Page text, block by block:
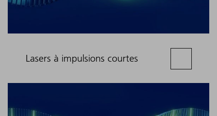
Lasers à impulsions courtes